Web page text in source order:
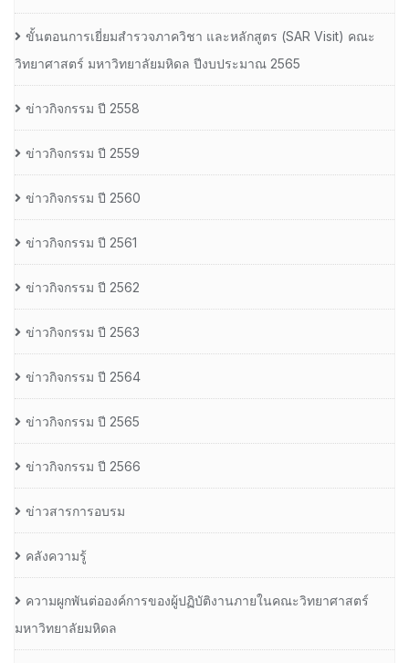
ขั้นตอนการเยี่ยมสำรวจภาควิชา และหลักสูตร (SAR Visit) คณะ
วิทยาศาสตร์ มหาวิทยาลัยมหิดล ปีงบประมาณ 2565
ข่าวกิจกรรม ปี 2558
ข่าวกิจกรรม ปี 2559
ข่าวกิจกรรม ปี 2560
ข่าวกิจกรรม ปี 2561
ข่าวกิจกรรม ปี 2562
ข่าวกิจกรรม ปี 2563
ข่าวกิจกรรม ปี 2564
ข่าวกิจกรรม ปี 2565
ข่าวกิจกรรม ปี 2566
ข่าวสารการอบรม
คลังความรู้
ความผูกพันต่อองค์การของผู้ปฏิบัติงานภายในคณะวิทยาศาสตร์
มหาวิทยาลัยมหิดล